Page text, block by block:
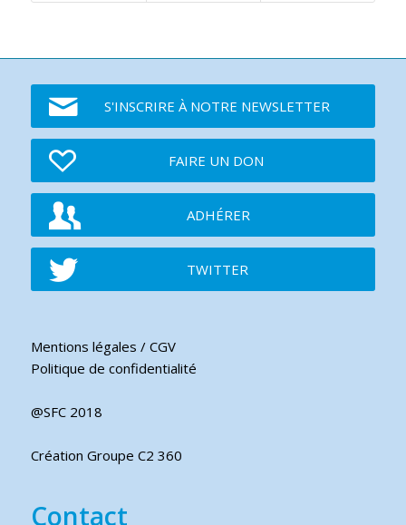
S'INSCRIRE À NOTRE NEWSLETTER
FAIRE UN DON
ADHÉRER
TWITTER
Mentions légales / CGV
Politique de confidentialité
@SFC 2018
Création Groupe C2 360
Contact